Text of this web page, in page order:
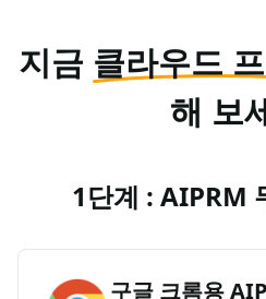
지금 클라우드
해 보
1단계 : AIPRM
구글 크롬용